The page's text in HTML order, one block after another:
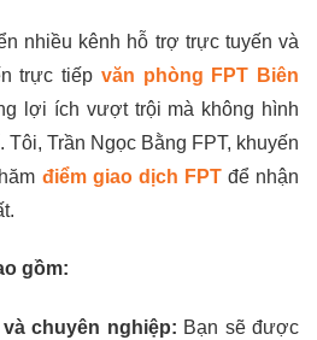
nhiều kênh hỗ trợ trực tuyến và
trực tiếp văn phòng FPT Biên
lợi ích vượt trội mà không hình
Tôi, Trần Ngọc Bằng FPT, khuyến
điểm giao dịch FPTđể nhận
gồm:
chuyên nghiệp: Bạn sẽ được